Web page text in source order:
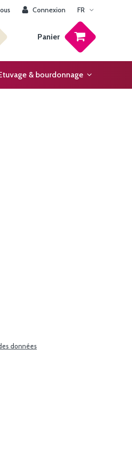
FR
Connexion
Panier
& bourdonnage
données